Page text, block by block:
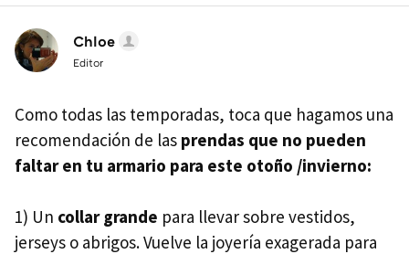
Chloe
Editor
Como todas las temporadas, toca que hagamos una
recomendación de las prendas que no pueden
faltar en tu armario para este otoño /invierno:
1) Un collar grande para llevar sobre vestidos,
jerseys o abrigos. Vuelve la joyería exagerada para